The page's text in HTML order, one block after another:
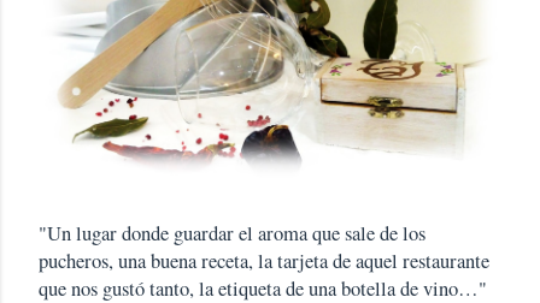
"Un lugar donde guardar el aroma que sale de los
pucheros, una buena receta, la tarjeta de aquel restaurante
que nos gustó tanto, la etiqueta de una botella de vino…"